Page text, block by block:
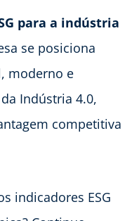
para a indústria
se posiciona
moderno e
Indústria 4.0,
competitiva
indicadores ESG